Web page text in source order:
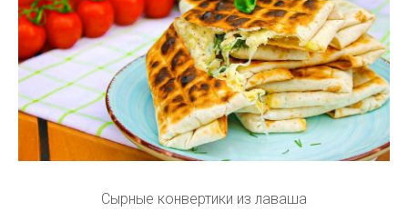
Сырные конвертики из лаваша